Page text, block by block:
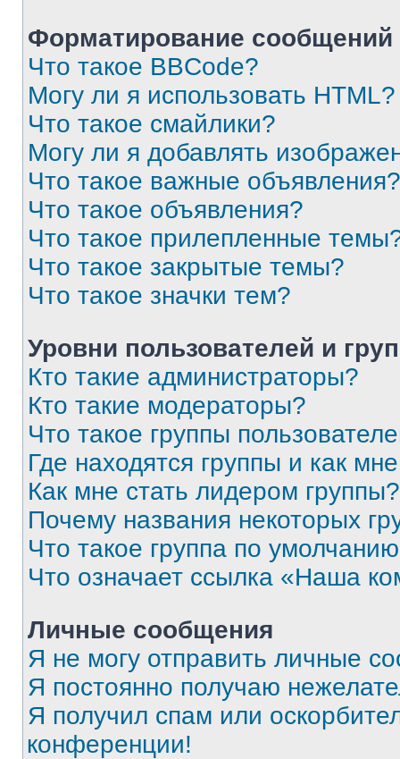
Форматирование
Что такое BBCode?
Могу ли я использовать HTML?
Что такое смайлики?
Могу ли я добавлять
Что такое важные объявления?
Что такое объявления?
Что такое прилепленные
Что такое закрытые темы?
Что такое значки тем?
Уровни пользователей и
Кто такие администраторы?
Кто такие модераторы?
Что такое группы
Где находятся группы и как
Как мне стать лидером группы?
Почему названия некоторых
Что такое группа по
Что означает ссылка «Наша
Личные сообщения
Я не могу отправить личные
Я постоянно получаю
Я получил спам или
конференции!